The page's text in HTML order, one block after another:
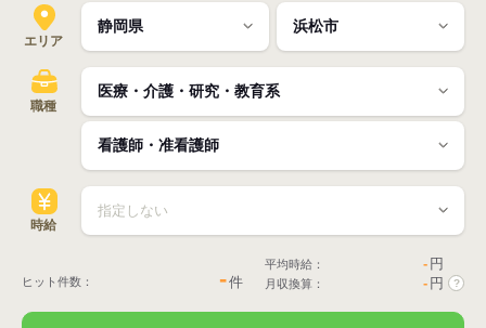
エリア
職種
時給
ヒット件数： -件
平均時給： - 円
月収換算： - 円 ?